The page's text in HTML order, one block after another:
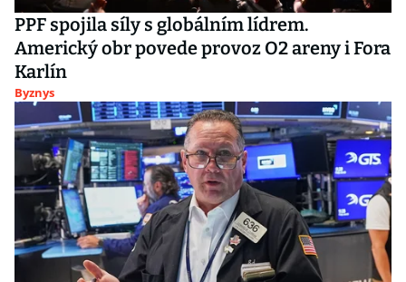
PPF spojila síly s globálním lídrem.
Americký obr povede provoz O2 areny i Fora
Karlín
Byznys